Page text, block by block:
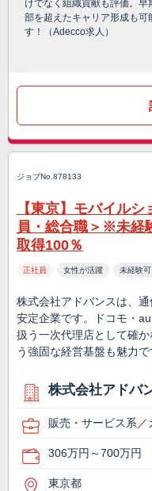
けでなく組織貢献も評価。
部を超えたキャリア形成も可
す！（Adecco求人）
ジョブNo.878133
【東京】モバイル
員・総合職＞※未経
取得100％
正社員 女性が活躍 未経験可
株式会社アドバンスは、
安定企業です。ドコモ・
扱う一次代理店として確
う強固な経営基盤も魅力
株式会社アドバ
販売・サービス系
306万円～700万円
東京都